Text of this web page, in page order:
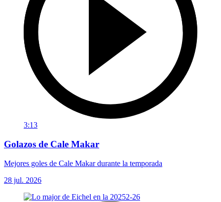
3:13
Golazos de Cale Makar
Mejores goles de Cale Makar durante la temporada
28 jul. 2026